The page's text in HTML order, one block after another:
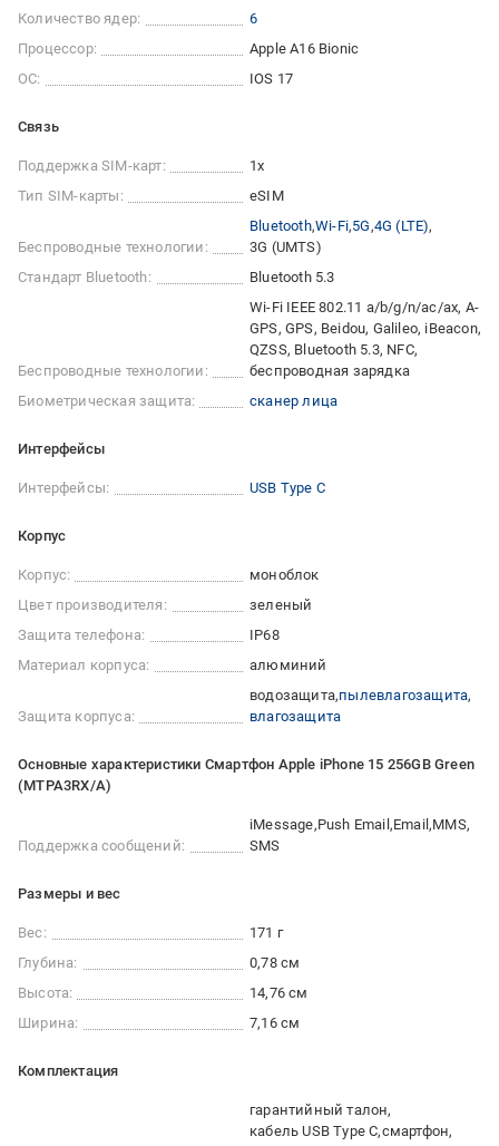
Количество ядер:
6
Процессор:
Apple A16 Bionic
ОС:
IOS 17
Связь
Поддержка SIM-карт:
1x
Тип SIM-карты:
eSIM
Беспроводные технологии:
Bluetooth Wi-Fi 5G 4G (LTE)
3G (UMTS)
Стандарт Bluetooth:
Bluetooth 5.3
Беспроводные технологии:
Wi-Fi IEEE 802.11 a/b/g/n/ac/ax, A-
GPS, GPS, Beidou, Galileo, iBeacon,
QZSS, Bluetooth 5.3, NFC,
беспроводная зарядка
Биометрическая защита:
сканер лица
Интерфейсы
Интерфейсы: USB Type C
Корпус
Корпус:
моноблок
Цвет производителя:
зеленый
Защита телефона:
IP68
Материал корпуса:
алюминий
Защита корпуса:
водозащита пылевлагозащита
влагозащита
Основные характеристики Смартфон Apple iPhone 15 256GB Green
(MTPA3RX/A)
Поддержка сообщений:
iMessage Push Email Email MMS
SMS
Размеры и вес
Вес:
171 г
Глубина:
0,78 см
Высота:
14,76 см
Ширина:
7,16 см
Комплектация
гарантийный талон
кабель USB Type C смартфон